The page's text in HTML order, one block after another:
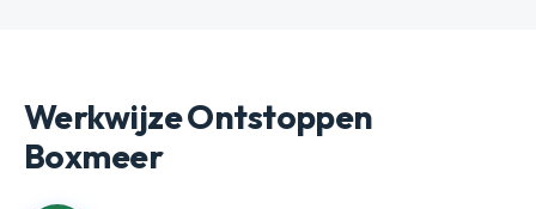
Werkwijze Ontstoppen
Boxmeer